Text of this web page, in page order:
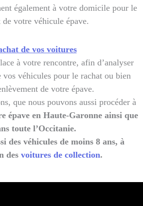
également à votre domicile pour le
de votre véhicule épave.
de vos voitures
à votre rencontre, afin d’analyser
vos véhicules pour le rachat ou bien
de votre épave.
que nous pouvons aussi procéder à
épave en Haute-Garonne ainsi que
toute l’Occitanie.
des véhicules de moins 8 ans, à
des voitures de collection.